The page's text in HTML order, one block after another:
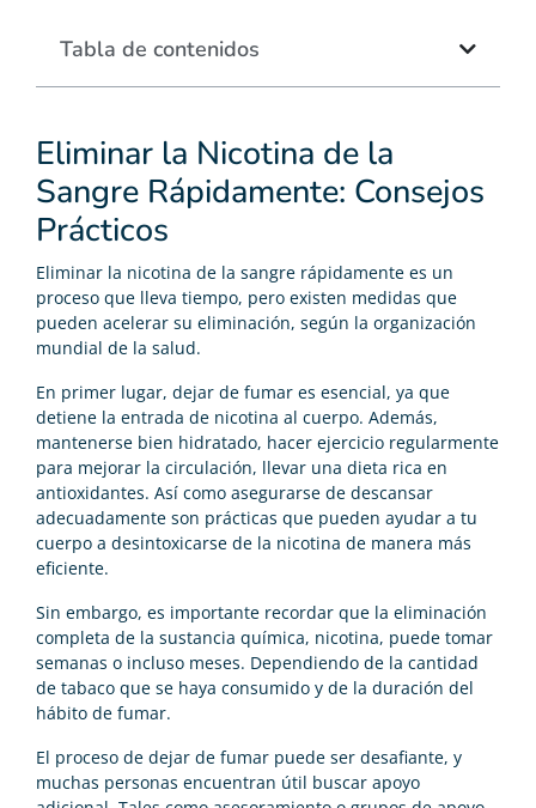
Eliminar la Nicotina de la
Sangre Rápidamente: Consejos
Prácticos
Eliminar la nicotina de la sangre rápidamente es un
proceso que lleva tiempo, pero existen medidas que
pueden acelerar su eliminación, según la organización
mundial de la salud.
En primer lugar, dejar de fumar es esencial, ya que
detiene la entrada de nicotina al cuerpo. Además,
mantenerse bien hidratado, hacer ejercicio regularmente
para mejorar la circulación, llevar una dieta rica en
antioxidantes. Así como asegurarse de descansar
adecuadamente son prácticas que pueden ayudar a tu
cuerpo a desintoxicarse de la nicotina de manera más
eficiente.
Sin embargo, es importante recordar que la eliminación
completa de la sustancia química, nicotina, puede tomar
semanas o incluso meses. Dependiendo de la cantidad
de tabaco que se haya consumido y de la duración del
hábito de fumar.
El proceso de dejar de fumar puede ser desafiante, y
muchas personas encuentran útil buscar apoyo
Tabla de contenidos